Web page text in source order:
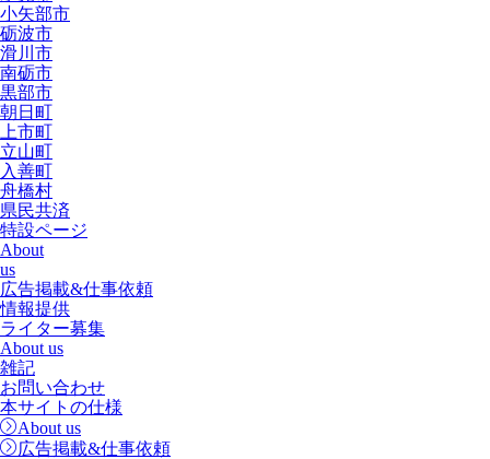
小矢部市
砺波市
滑川市
南砺市
黒部市
朝日町
上市町
立山町
入善町
舟橋村
県民共済
特設ページ
About
us
広告掲載&仕事依頼
情報提供
ライター募集
About us
雑記
お問い合わせ
本サイトの仕様
About us
広告掲載&仕事依頼